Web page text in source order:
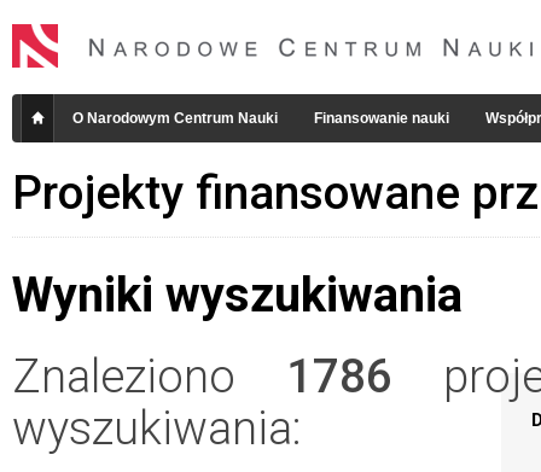
O Narodowym Centrum Nauki Finansowanie nauki
Projekty finansowane
Wyniki wyszukiwania
Znaleziono 1786
wyszukiwania: